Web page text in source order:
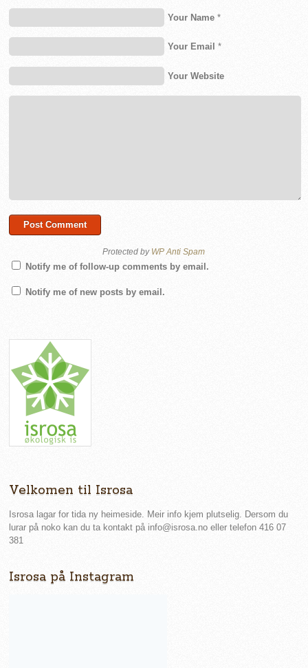
Your Name *
Your Email *
Your Website
Protected by WP Anti Spam
Notify me of follow-up comments by email.
Notify me of new posts by email.
Velkomen til Isrosa
Isrosa lagar for tida ny heimeside. Meir info kjem plutselig. Dersom du
lurar på noko kan du ta kontakt på info@isrosa.no eller telefon 416 07
381
Isrosa på Instagram